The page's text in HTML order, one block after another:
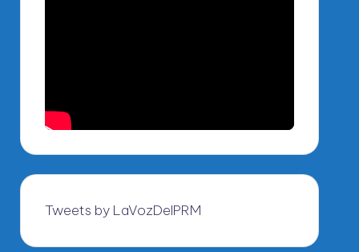
Tweets by LaVozDelPRM